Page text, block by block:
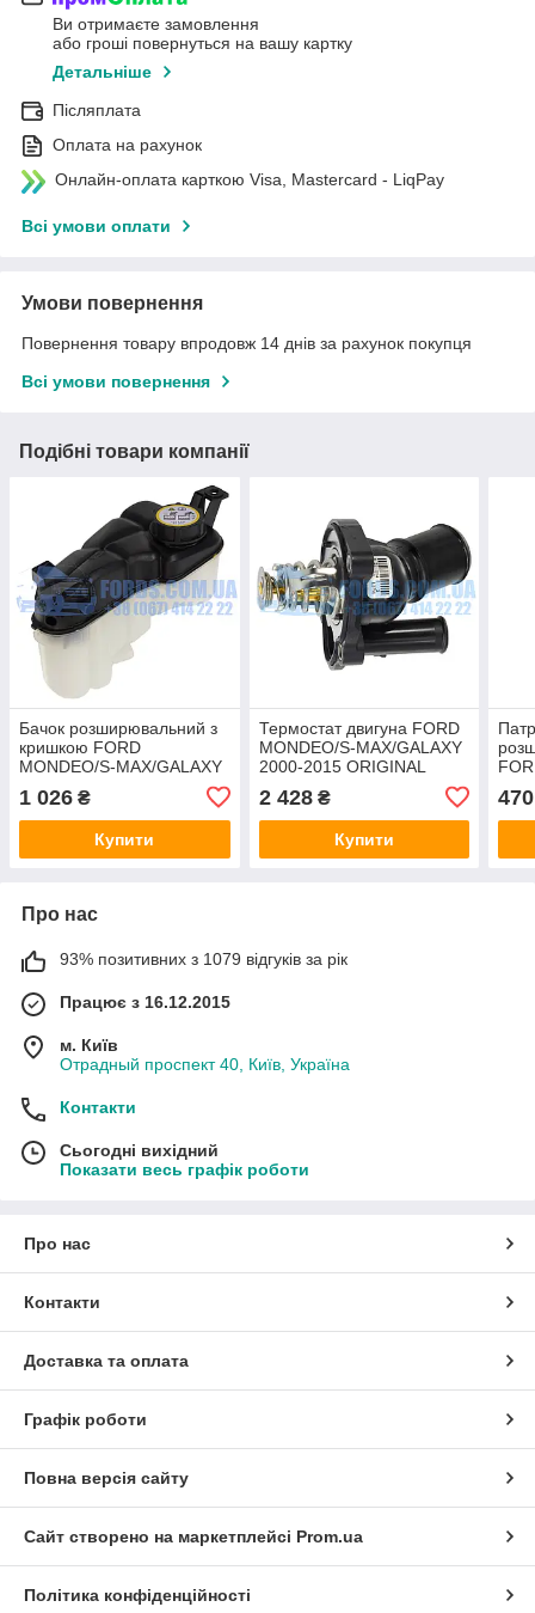
Ви отримаєте замовлення
або гроші повернуться на вашу картку
Детальніше
Післяплата
Оплата на рахунок
Онлайн-оплата карткою Visa, Mastercard - LiqPay
Всі умови оплати
Умови повернення
Повернення товару впродовж 14 днів за рахунок покупця
Всі умови повернення
Подібні товари компанії
Бачок розширювальний з
кришкою FORD
MONDEO/S-MAX/GALAXY
THERMOTEC
1 026 ₴
Купити
Термостат двигуна FORD
MONDEO/S-MAX/GALAXY
2000-2015 ORIGINAL
2 428₴
Купити
(2.0
470
Про нас
93% позитивних з 1079 відгуків за рік
Працює з 16.12.2015
м. Київ
Отрадный проспект 40, Київ, Україна
Контакти
Сьогодні вихідний
Показати весь графік роботи
Про нас
Контакти
Доставка та оплата
Графік роботи
Повна версія сайту
Сайт створено на маркетплейсі Prom.ua
Політика конфіденційності